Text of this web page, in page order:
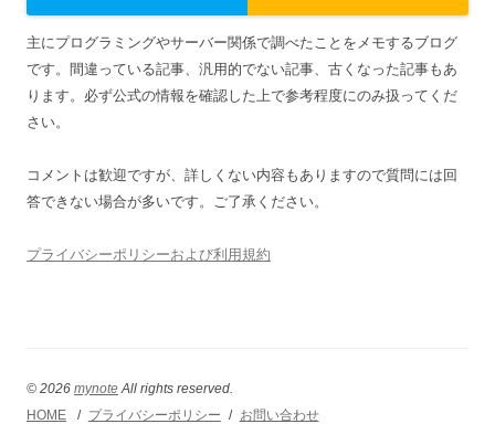
主にプログラミングやサーバー関係で調べたことをメモするブログ
です。間違っている記事、汎用的でない記事、古くなった記事もあ
ります。必ず公式の情報を確認した上で参考程度にのみ扱ってくだ
さい。
コメントは歓迎ですが、詳しくない内容もありますので質問には回
答できない場合が多いです。ご了承ください。
プライバシーポリシーおよび利用規約
© 2026 mynoteAll rights reserved.
HOME
プライバシーポリシー お問い合わせ